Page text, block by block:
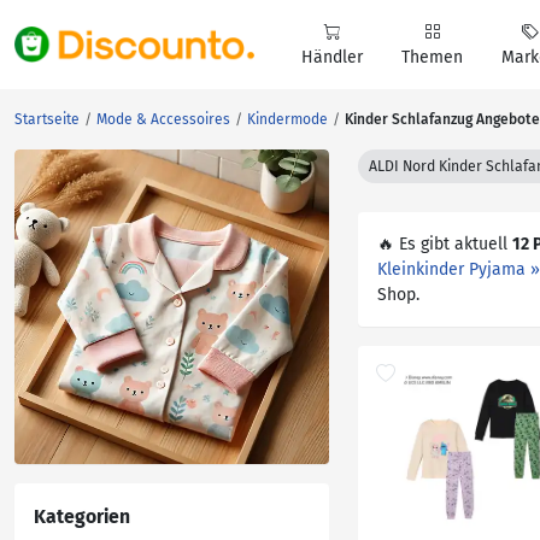
Händler Themen
Startseite Mode & Accessoires Kindermode Kinder Schlafanzug Angebote
Kategorien
ALDI Nord Kinder
🔥 Es gibt aktuell 12
Kleinkinder Pyjama
Shop.